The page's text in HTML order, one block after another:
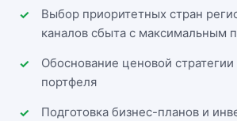
Выбор приоритетных стран
каналов сбыта с максимальным
Обоснование ценовой стратегии
портфеля
Подготовка бизнес-планов и